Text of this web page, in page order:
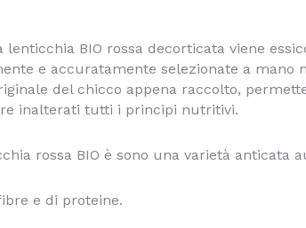
lenticchia BIO rossa decorticata viene
e accuratamente selezionate a mano
del chicco appena raccolto,
inalterati tutti i principi nutritivi.
rossa BIO è sono una varietà anticata
e di proteine.